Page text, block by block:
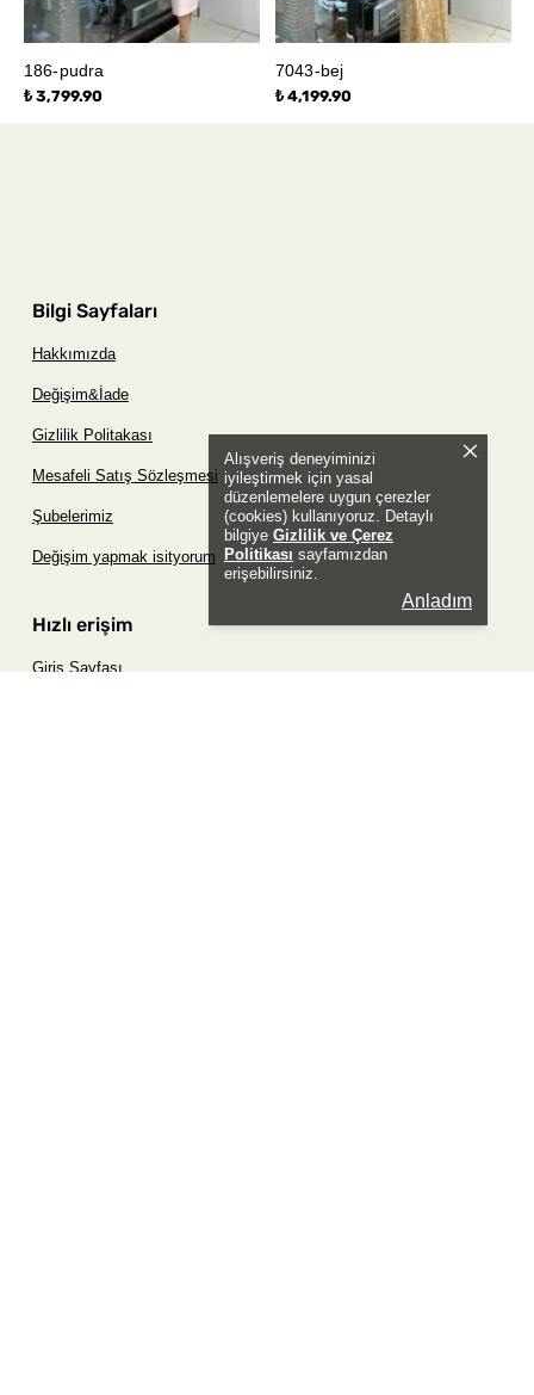
Alışveriş deneyiminizi
iyileştirmek için yasal
düzenlemelere uygun çerezler
(cookies) kullanıyoruz. Detaylı
bilgiye Gizlilik ve Çerez
Politikası sayfamızdan
erişebilirsiniz.
Anladım
186-pudra
₺ 3,799.90
7043-bej
₺ 4,199.90
Bilgi Sayfaları
Hakkımızda
Değişim&İade
Gizlilik Politakası
Mesafeli Satış Sözleşmesi
Şubelerimiz
Değişim yapmak isityorum
Hızlı erişim
Giriş Sayfası